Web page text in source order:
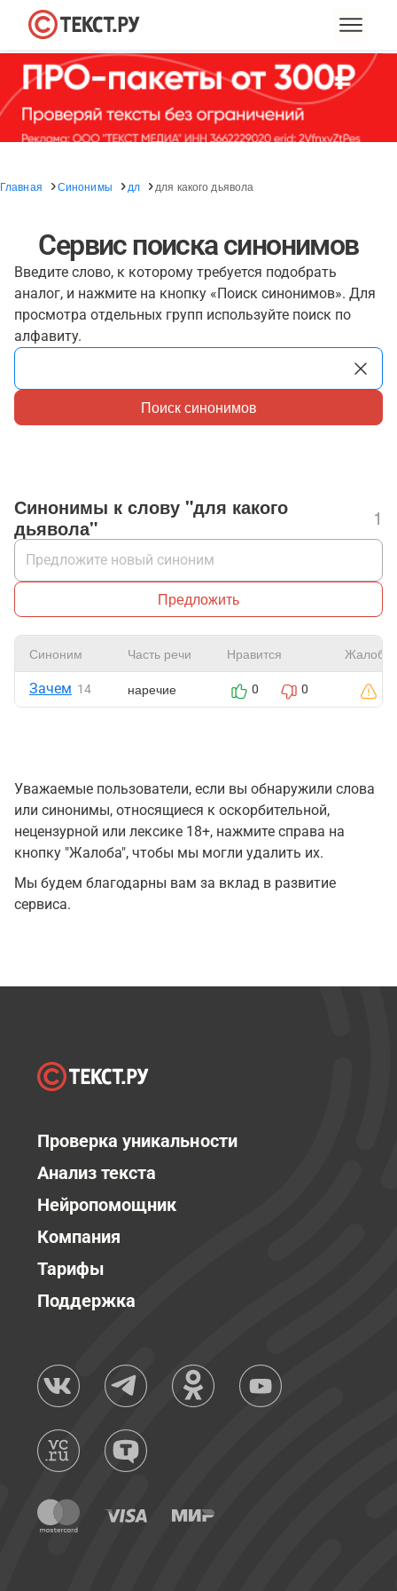
Главная Синонимы дл для какого дьявола
Сервис поиска синонимов
Введите слово, к которому требуется подобрать
аналог, и нажмите на кнопку «Поиск синонимов». Для
просмотра отдельных групп используйте поиск по
алфавиту.
Поиск синонимов
Синонимы к слову "для какого
дьявола"
1
Предложить
Синоним Часть речи Нравится Жалоба
Зачем 14 наречие 0 0
Уважаемые пользователи, если вы обнаружили слова
или синонимы, относящиеся к оскорбительной,
нецензурной или лексике 18+, нажмите справа на
кнопку "Жалоба", чтобы мы могли удалить их.
Мы будем благодарны вам за вклад в развитие
сервиса.
Проверка уникальности
Анализ текста
Нейропомощник
Компания
Тарифы
Поддержка